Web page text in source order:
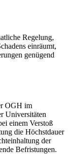
Regelung,
einräumt,
genügend
OGH im
Universitäten
einem Verstoß
die Höchstdauer
der
Befristungen.